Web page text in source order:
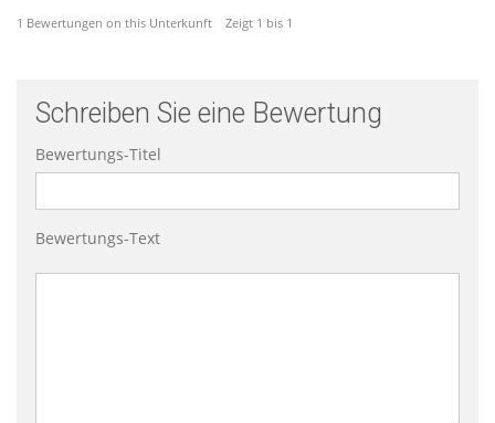
1 Bewertungen on this Unterkunft Zeigt 1 bis 1
Schreiben Sie eine Bewertung
Bewertungs-Titel
Bewertungs-Text